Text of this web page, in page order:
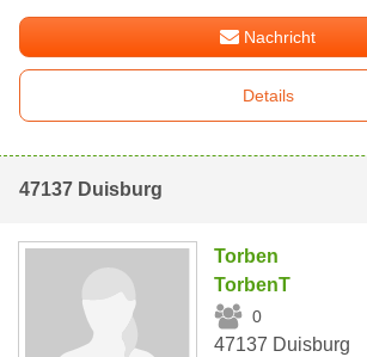
Nachricht
Details
47137 Duisburg
Torben
TorbenT
0
47137 Duisburg